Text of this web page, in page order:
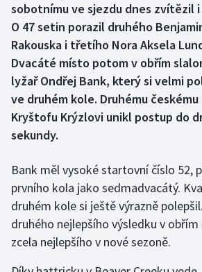
Curling
Dostihy
Florbal
Futsal
Gymnastika
Házená
Jezdectví
sobotnímu ve sjezdu dnes zvítězil i
O 47 setin porazil druhého
Rakouska i třetího Nora Aksela
Dvacáté místo potom v obřím
lyžař Ondřej Bank, který si velmi
ve druhém kole. Druhému
Kryštofu Krýzlovi unikl postup do
sekundy.
Bank měl vysoké startovní číslo 52,
prvního kola jako sedmadvacátý.
druhém kole si ještě výrazně
druhého nejlepšího výsledku v
zcela nejlepšího v nové sezoně.